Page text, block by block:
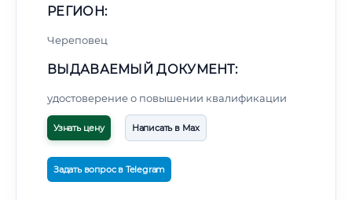
РЕГИОН:
Череповец
ВЫДАВАЕМЫЙ ДОКУМЕНТ:
удостоверение о повышении квалификации
Узнать цену Написать в Max
Задать вопрос в Telegram